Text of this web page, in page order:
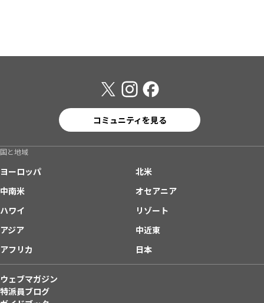
コミュニティを見る
国と地域
ヨーロッパ
北米
中南米
オセアニア
ハワイ
リゾート
アジア
中近東
アフリカ
日本
ウェブマガジン
特派員ブログ